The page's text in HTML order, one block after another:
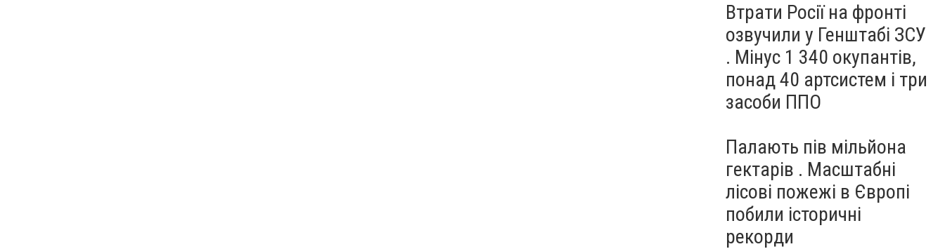
Втрати Росії на фронті
озвучили у Генштабі ЗСУ
. Мінус 1 340 окупантів,
понад 40 артсистем і три
засоби ППО
Палають пів мільйона
гектарів . Масштабні
лісові пожежі в Європі
побили історичні
рекорди